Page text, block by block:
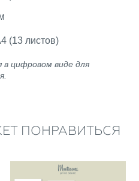
(13 листов)
цифровом виде для
ПОНРАВИТЬСЯ